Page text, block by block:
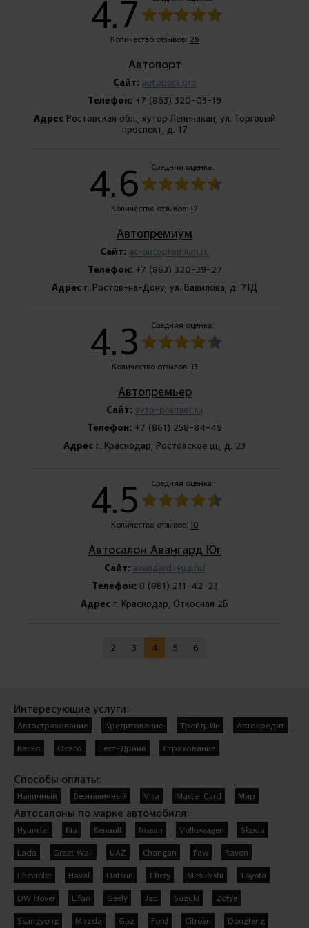
4.7
Количество отзывов: 26
Автопорт
Сайт: autoport.pro
Телефон: +7 (863) 320-03-19
АдресРостовская обл., хутор Ленинакан, ул. Торговый
проспект, д. 17
Средняя оценка:
4.6
Количество отзывов: 12
Автопремиум
Сайт: ac-autopremium.ru
Телефон:+7 (863) 320-39-27
Адрес г. Ростов-на-Дону, ул. Вавилова, д. 71Д
Средняя оценка:
4.3
Количество отзывов: 13
Автопремьер
Сайт: avto-premier.ru
Телефон: +7 (861) 258-84-49
Адрес г. Краснодар, Ростовское ш., д. 23
Средняя оценка:
4.5
Количество отзывов: 10
Автосалон Авангард Юг
Сайт: avangard-yug.ru/
Телефон:8 (861) 211-42-23
Адрес г. Краснодар, Откосная 2Б
2 3 4 5 6
Интересующие услуги:
Автострахование Кредитование Трейд-Ин Автокредит
Каско Осаго Тест-Драйв Страхование
Способы оплаты:
Наличный Безналичный Visa Master Card Мир
Автосалоны по марке автомобиля:
Hyundai Kia Renault Nissan Volkswagen Skoda
Lada Great Wall UAZ Changan Faw Ravon
Chevrolet Haval Datsun Chery Mitsubishi Toyota
DW Hover Lifan Geely Jac Suzuki Zotye
Ssangyong Mazda Gaz Ford Citroen Dongfeng